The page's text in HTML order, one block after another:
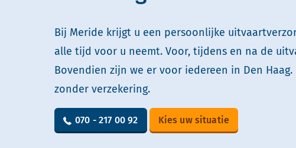
Bij Meride krijgt u een persoonlijke
alle tijd voor u neemt. Voor, tijdens en na de
Bovendien zijn we er voor iedereen in Den
zonder verzekering.
070 - 217 00 92 Kies uw situatie